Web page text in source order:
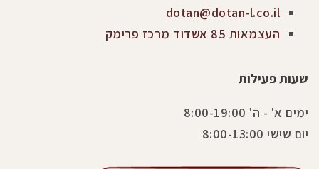
dotan@dotan-l.co.il
העצמאות 85 אשדוד מרכז פרימק
שעות פעילות
ימים א' - ה' 8:00-19:00
יום שישי 8:00-13:00